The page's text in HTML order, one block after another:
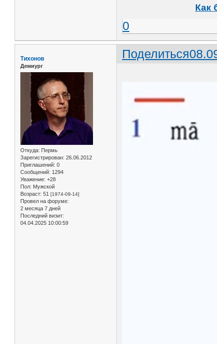
Как
0
Поделиться
Тихонов
Демиург
Откуда: Пермь
Зарегистрирован: 26.06.2012
Приглашений: 0
Сообщений: 1294
Уважение: +28
Пол: Мужской
Возраст: 51 [1974-09-14]
Провел на форуме:
2 месяца 7 дней
Последний визит:
04.04.2025 10:00:59